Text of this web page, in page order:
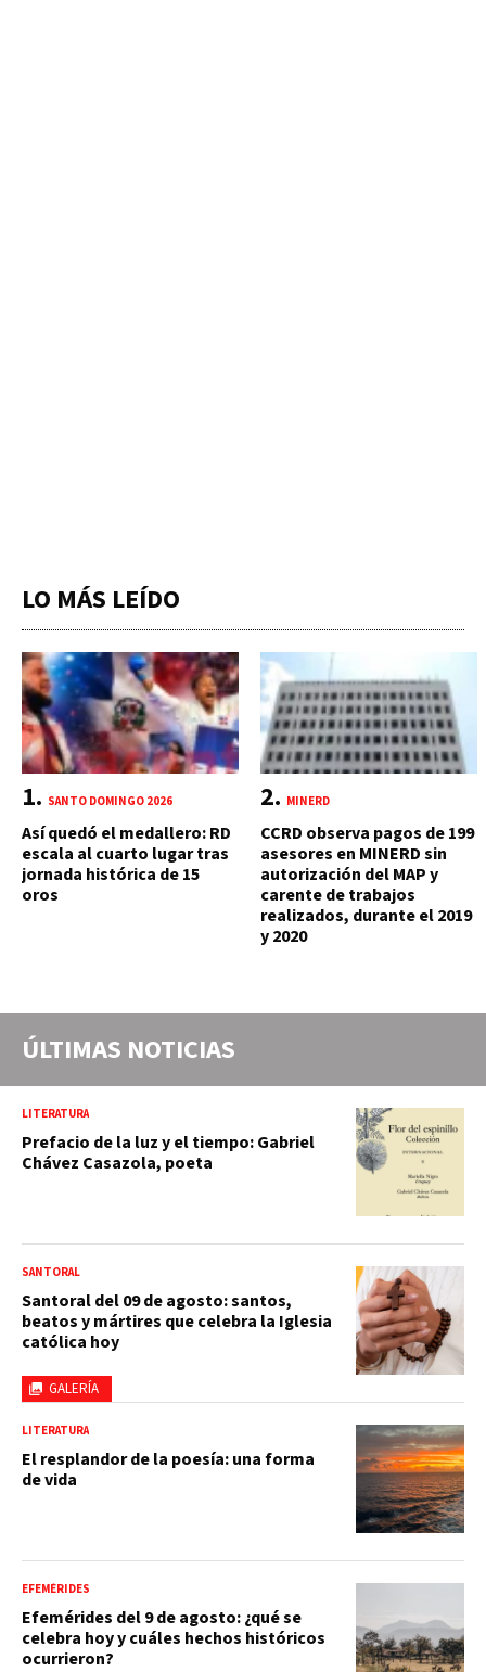
LO MÁS LEÍDO
SANTO DOMINGO 2026
Así quedó el medallero: RD
escala al cuarto lugar tras
jornada histórica de 15
oros
MINERD
CCRD observa pagos de 199
asesores en MINERD sin
autorización del MAP y
carente de trabajos
realizados, durante el 2019
y 2020
ÚLTIMAS NOTICIAS
LITERATURA
Prefacio de la luz y el tiempo: Gabriel
Chávez Casazola, poeta
GALERÍA
SANTORAL
Santoral del 09 de agosto: santos,
beatos y mártires que celebra la Iglesia
católica hoy
LITERATURA
El resplandor de la poesía: una forma
de vida
EFEMÉRIDES
Efemérides del 9 de agosto: ¿qué se
celebra hoy y cuáles hechos históricos
ocurrieron?